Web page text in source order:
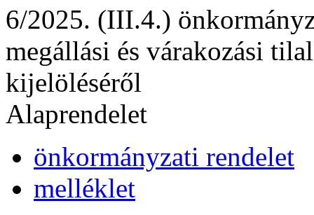
6/2025. (III.4.)
megállási és várakozási
kijelöléséről
Alaprendelet
önkormányzati rendelet
melléklet